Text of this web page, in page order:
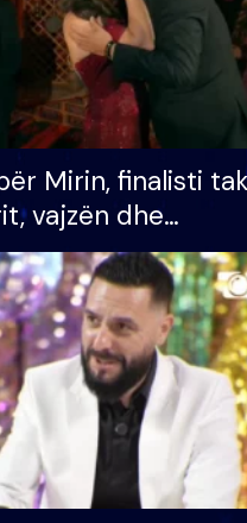
Mirin, finalisti
vajzën dhe
S’kemi ndonjë